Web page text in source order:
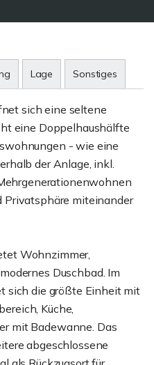
Lage Sonstiges
sich eine seltene
eine Doppelhaushälfte
- wie eine
der Anlage, inkl.
Privatsphäre miteinander
Wohnzimmer,
Duschbad. Im
sich die größte Einheit mit
Küche,
mit Badewanne. Das
abgeschlossene